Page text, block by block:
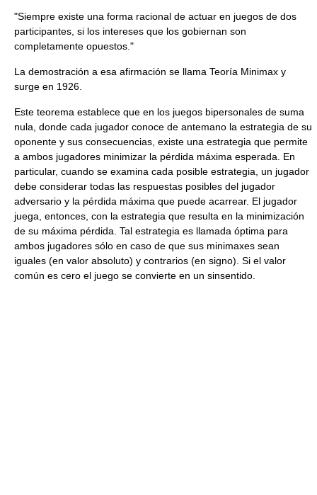
"Siempre existe una forma racional de actuar en juegos de dos
participantes, si los intereses que los gobiernan son
completamente opuestos."
La demostración a esa afirmación se llama Teoría Minimax y
surge en 1926.
Este teorema establece que en los juegos bipersonales de suma
nula, donde cada jugador conoce de antemano la estrategia de su
oponente y sus consecuencias, existe una estrategia que permite
a ambos jugadores minimizar la pérdida máxima esperada. En
particular, cuando se examina cada posible estrategia, un jugador
debe considerar todas las respuestas posibles del jugador
adversario y la pérdida máxima que puede acarrear. El jugador
juega, entonces, con la estrategia que resulta en la minimización
de su máxima pérdida. Tal estrategia es llamada óptima para
ambos jugadores sólo en caso de que sus minimaxes sean
iguales (en valor absoluto) y contrarios (en signo). Si el valor
común es cero el juego se convierte en un sinsentido.